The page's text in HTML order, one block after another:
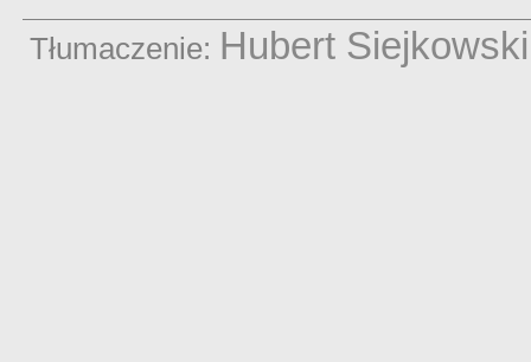
Tłumaczenie: Hubert Siejkowski